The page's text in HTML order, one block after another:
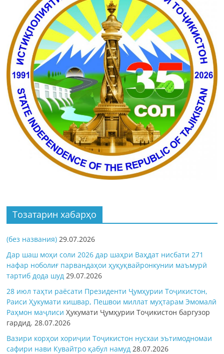
Тозатарин хабарҳо
(без названия) 29.07.2026
Дар шаш моҳи соли 2026 дар шаҳри Ваҳдат нисбати 271
нафар ноболиғ парвандаҳои ҳуқуқвайронкунии маъмурӣ
тартиб дода шуд 29.07.2026
28 июл таҳти раёсати Президенти Ҷумҳурии Тоҷикистон,
Раиси Ҳукумати кишвар, Пешвои миллат муҳтарам Эмомалӣ
Раҳмон маҷлисиҲукумати Ҷумҳурии Тоҷикистон баргузор
гардид. 28.07.2026
Вазири корҳои хориҷии Тоҷикистон нусхаи эътимодномаи
сафири нави Кувайтро қабул намуд 28.07.2026